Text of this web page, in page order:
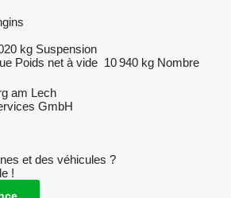
kg Suspension
Poids net à vide 10 940 kg Nombre
am Lech
GmbH
et des véhicules ?
!